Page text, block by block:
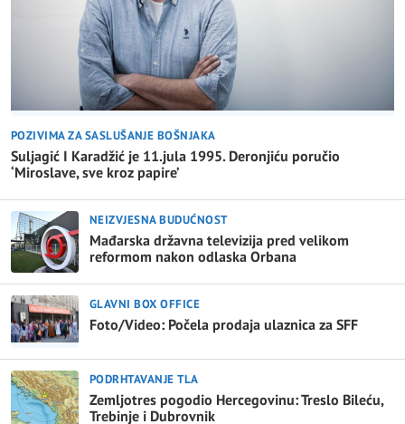
POZIVIMA ZA SASLUŠANJE BOŠNJAKA
Suljagić I Karadžić je 11.jula 1995. Deronjiću poručio
‘Miroslave, sve kroz papire’
NEIZVJESNA BUDUĆNOST
Mađarska državna televizija pred velikom
reformom nakon odlaska Orbana
GLAVNI BOX OFFICE
Foto/Video: Počela prodaja ulaznica za SFF
PODRHTAVANJE TLA
Zemljotres pogodio Hercegovinu: Treslo Bileću,
Trebinje i Dubrovnik